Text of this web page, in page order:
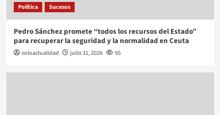
Política Sucesos
Pedro Sánchez promete “todos los recursos del Estado”
para recuperar la seguridad y la normalidad en Ceuta
soloactualidad julio 31, 2026 95